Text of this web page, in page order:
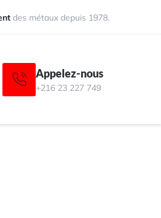
des métaux depuis 1978.
Appelez-nous
+216 23 227 749